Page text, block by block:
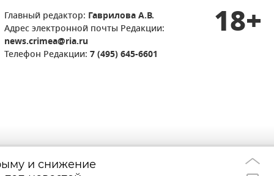
Главный редактор: Гаврилова А.В.
Адрес электронной почты Редакции:
news.crimea@ria.ru
Телефон Редакции: 7 (495) 645-6601
18+
и снижение
Режим